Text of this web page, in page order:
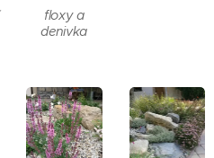
floxy a
denivka